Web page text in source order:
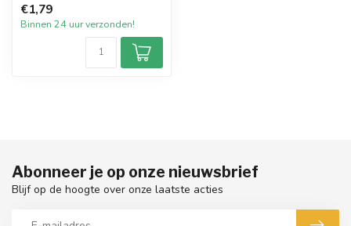
bij 1...
€1,79
Binnen 24 uur verzonden!
Abonneer je op onze nieuwsbrief
Blijf op de hoogte over onze laatste acties